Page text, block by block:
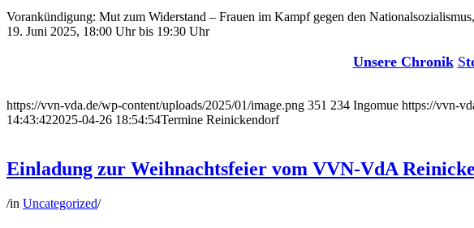
Vorankündigung: Mut zum Widerstand – Frauen im Kampf gegen den
19. Juni 2025, 18:00 Uhr bis 19:30 Uhr
Unsere Chronik S
https://vvn-vda.de/wp-content/uploads/2025/01/image.png 351 234 Ingomue https://vvn-
14:43:422025-04-26 18:54:54Termine Reinickendorf
Einladung zur Weihnachtsfeier vom VVN-VdA
/in Uncategorized/